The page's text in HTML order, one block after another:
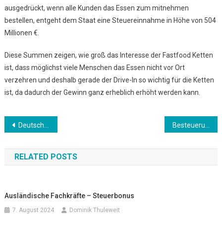
ausgedrückt, wenn alle Kunden das Essen zum mitnehmen
bestellen, entgeht dem Staat eine Steuereinnahme in Höhe von 504
Millionen €.
Diese Summen zeigen, wie groß das Interesse der Fastfood Ketten
ist, dass möglichst viele Menschen das Essen nicht vor Ort
verzehren und deshalb gerade der Drive-In so wichtig für die Ketten
ist, da dadurch der Gewinn ganz erheblich erhöht werden kann.
Beitrags-
Navigation
Deutsche Schulferien
RELATED POSTS
Ausländische Fachkräfte – Steuerbonus
7. August 2024 Dominik Thuleweit